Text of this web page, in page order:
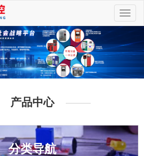
切
换
航
产品中心
分类导航